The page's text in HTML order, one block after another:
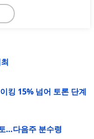
킹 15% 넘어 토론 단계
…다음주 분수령